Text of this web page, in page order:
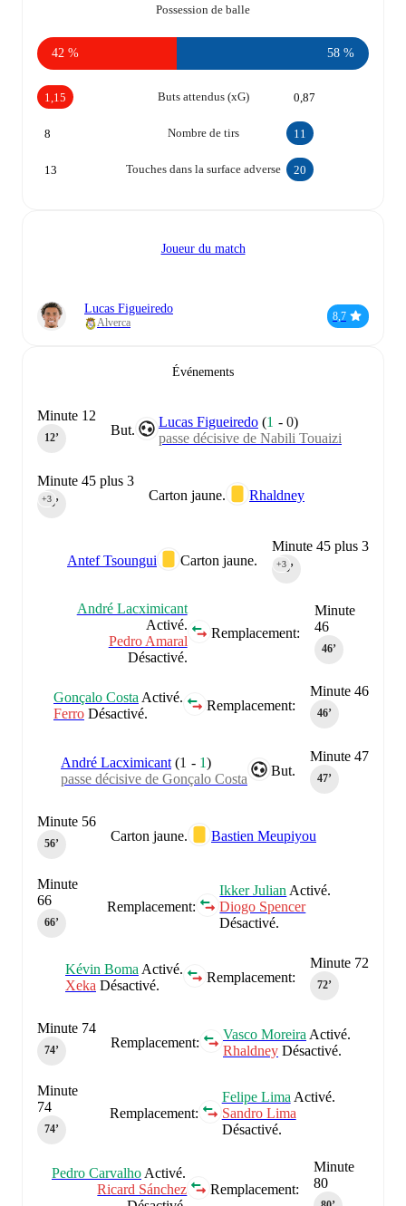
Possession de balle
42 % 58 %
Buts attendus (xG)
1,15 0,87
Nombre de tirs
8 11
Touches dans la surface adverse
13 20
Joueur du match
Lucas Figueiredo
Alverca
8,7
Événements
But.
Lucas Figueiredo (1 -0)
passe décisive de Nabili Touaizi
Minute 12
12‎’‎
Carton jaune. Rhaldney
Minute 45 plus 3
45‎’‎
+3
Minute 45 plus 3
45‎’‎
+3
Carton jaune.
Antef Tsoungui
Minute
46
46‎’‎
Remplacement:
André Lacximicant
Activé.
Pedro Amaral
Désactivé.
Minute 46
46‎’‎
Remplacement:
Gonçalo Costa Activé.
Ferro Désactivé.
Minute 47
47‎’‎
But.
André Lacximicant (1 - 1)
passe décisive de Gonçalo Costa
Carton jaune. Bastien Meupiyou
Minute 56
56‎’‎
Remplacement:
Ikker Julian Activé.
Diogo Spencer
Désactivé.
Minute
66
66‎’‎
Minute 72
72‎’‎
Remplacement:
Kévin Boma Activé.
Xeka Désactivé.
Remplacement:
Vasco Moreira Activé.
Rhaldney Désactivé.
Minute 74
74‎’‎
Remplacement:
Felipe Lima Activé.
Sandro Lima
Désactivé.
Minute
74
74‎’‎
Minute
80
Remplacement:
Pedro Carvalho Activé.
Ricard Sánchez